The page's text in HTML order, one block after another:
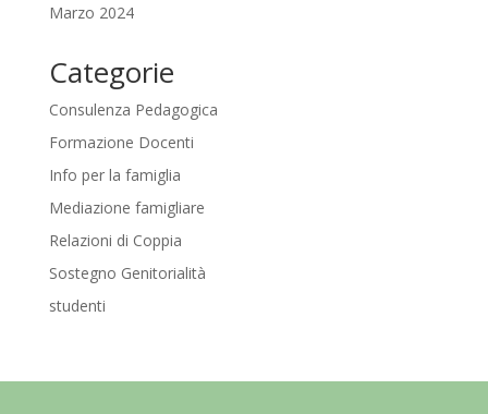
Marzo 2024
Categorie
Consulenza Pedagogica
Formazione Docenti
Info per la famiglia
Mediazione famigliare
Relazioni di Coppia
Sostegno Genitorialità
studenti